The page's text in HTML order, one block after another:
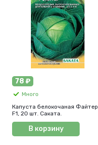
78 ₽
Много
Капуста белокочаная Файтер
F1, 20 шт. Саката.
В корзину